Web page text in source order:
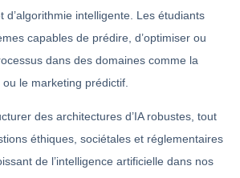
d’algorithmie intelligente. Les étudiants
capables de prédire, d’optimiser ou
dans des domaines comme la
le marketing prédictif.
des architectures d’IA robustes, tout
éthiques, sociétales et réglementaires
de l’intelligence artificielle dans nos